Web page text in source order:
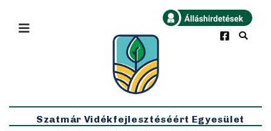
Legfrissebb
×
Szatmár Vidékfejlesztéséért Egyesület